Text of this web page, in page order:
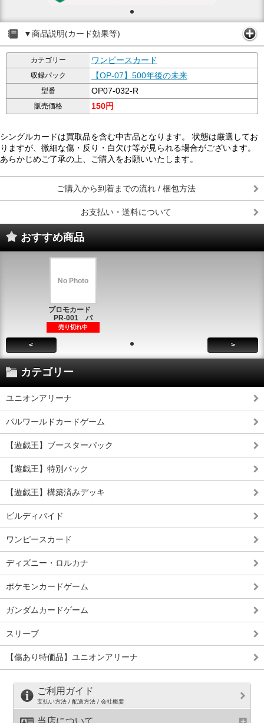
▼商品説明(カード効果等)
カテゴリー ワンピースカード
収録パック 【OP-07】500年後の未来
型番 OP07-032-R
販売価格 150円
シングルカードは買取品を含む中古品となります。 状態は厳選してお
りますが、微細な傷・反り・白欠け等が見られる場合がございます。
あらかじめご了承の上、ご購入をお願いいたします。
ご購入から到着までの流れ / 梱包方法
お支払い・送料について
おすすめ商品
No Photo
プロモカード
PR-001 パ
売り切れ中
< >
カテゴリー
ユニオンアリーナ
パルワールドカードゲーム
【遊戯王】ブースターパック
【遊戯王】特別パック
【遊戯王】構築済みデッキ
ビルディバイド
ワンピースカード
ディズニー・ロルカナ
ポケモンカードゲーム
ガンダムカードゲーム
スリーブ
【傷あり特価品】ユニオンアリーナ
ご利用ガイド
支払い方法 / 配送方法 / 会社概要
当店について